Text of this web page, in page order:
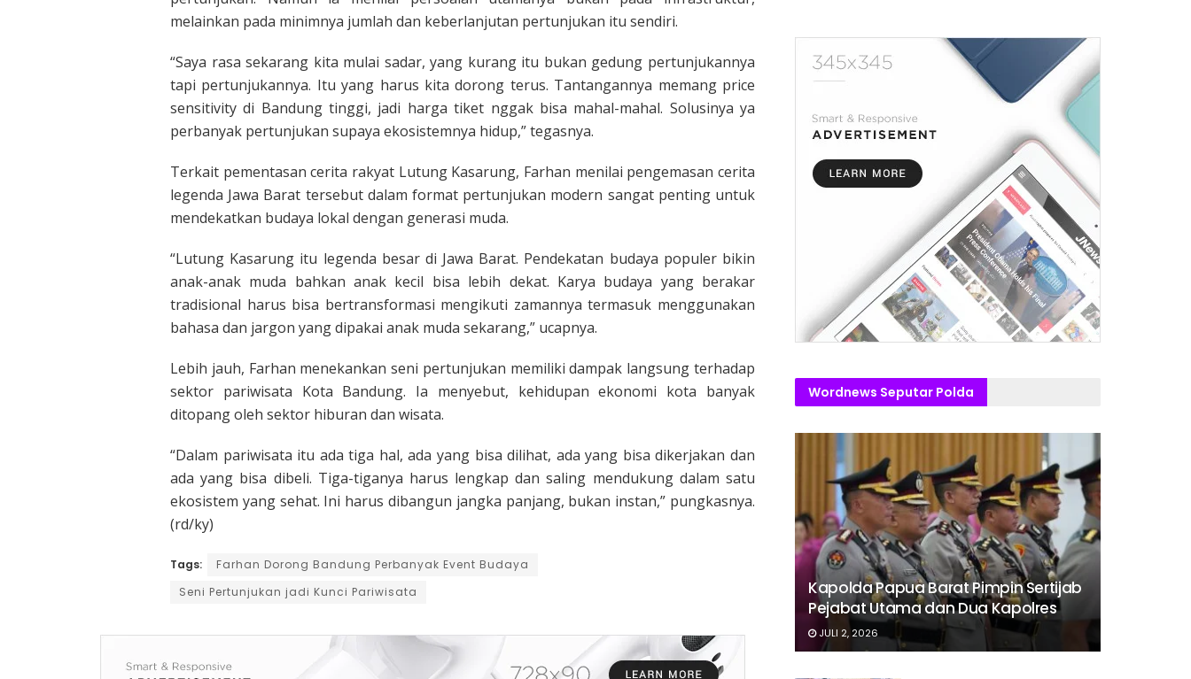
melainkan pada minimnya jumlah dan keberlanjutan pertunjukan itu sendiri.
“Saya rasa sekarang kita mulai sadar, yang kurang itu bukan gedung pertunjukannya
tapi pertunjukannya. Itu yang harus kita dorong terus. Tantangannya memang price
sensitivity di Bandung tinggi, jadi harga tiket nggak bisa mahal-mahal. Solusinya ya
perbanyak pertunjukan supaya ekosistemnya hidup,” tegasnya.
Terkait pementasan cerita rakyat Lutung Kasarung, Farhan menilai pengemasan cerita
legenda Jawa Barat tersebut dalam format pertunjukan modern sangat penting untuk
mendekatkan budaya lokal dengan generasi muda.
“Lutung Kasarung itu legenda besar di Jawa Barat. Pendekatan budaya populer bikin
anak-anak muda bahkan anak kecil bisa lebih dekat. Karya budaya yang berakar
tradisional harus bisa bertransformasi mengikuti zamannya termasuk menggunakan
bahasa dan jargon yang dipakai anak muda sekarang,” ucapnya.
Lebih jauh, Farhan menekankan seni pertunjukan memiliki dampak langsung terhadap
sektor pariwisata Kota Bandung. Ia menyebut, kehidupan ekonomi kota banyak
ditopang oleh sektor hiburan dan wisata.
“Dalam pariwisata itu ada tiga hal, ada yang bisa dilihat, ada yang bisa dikerjakan dan
ada yang bisa dibeli. Tiga-tiganya harus lengkap dan saling mendukung dalam satu
ekosistem yang sehat. Ini harus dibangun jangka panjang, bukan instan,” pungkasnya.
(rd/ky)
Tags:
Farhan Dorong Bandung Perbanyak Event Budaya
Seni Pertunjukan jadi Kunci Pariwisata
Wordnews Seputar Polda
Kapolda Papua Barat Pimpin Sertijab
Pejabat Utama dan Dua Kapolres
JULI 2, 2026